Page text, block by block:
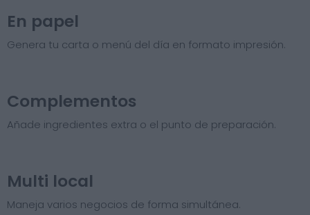
En papel
Genera tu carta o menú del día en formato impresión.
Complementos
Añade ingredientes extra o el punto de preparación.
Multi local
Maneja varios negocios de forma simultánea.